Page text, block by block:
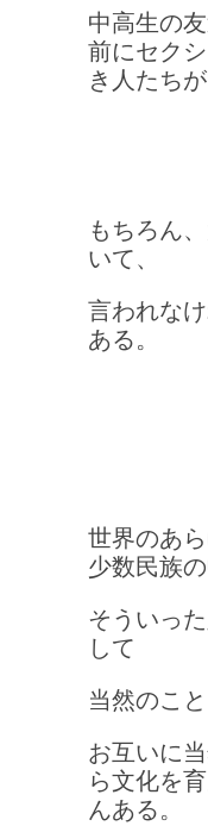
中高生の
前にセク
き人たちが
もちろん
いて、
言われな
ある。
世界のあ
少数民族の
そういっ
して
当然のこ
お互いに
ら文化を
んある。